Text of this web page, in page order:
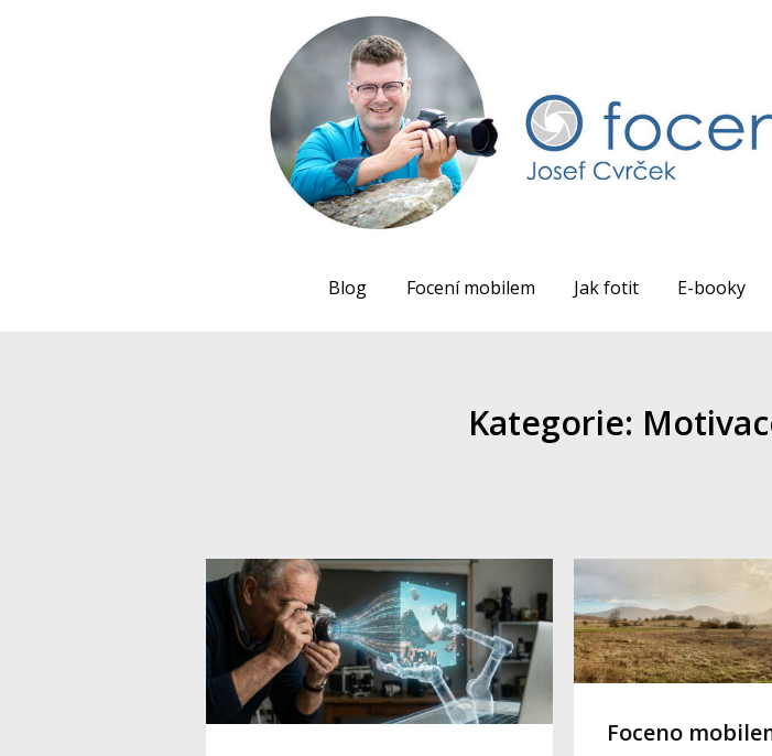
Blog Focení mobilem Jak fotit E-booky
Kategorie:
Foceno